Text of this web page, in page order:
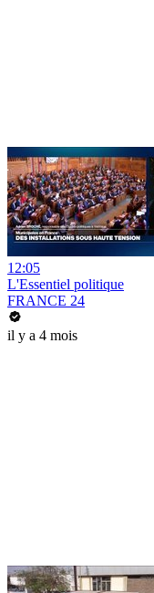
12:05
L'Essentiel politique
FRANCE 24
il y a 4 mois